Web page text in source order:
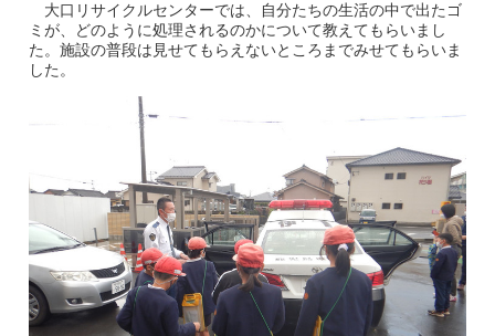
大口リサイクルセンターでは、自分たちの生活の中で出たゴ
ミが、どのように処理されるのかについて教えてもらいまし
た。施設の普段は見せてもらえないところまでみせてもらいま
した。